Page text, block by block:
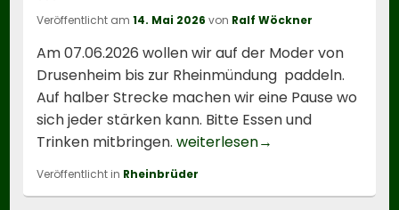
Veröffentlicht am14. Mai 2026 von Ralf Wöckner
Am 07.06.2026 wollen wir auf der Moder von
Drusenheim bis zur Rheinmündung paddeln.
Auf halber Strecke machen wir eine Pause wo
sich jeder stärken kann. Bitte Essen und
Trinken mitbringen.weiterlesenPaddeltour auf der
→
Veröffentlicht in Rheinbrüder